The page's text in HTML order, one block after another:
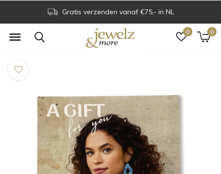
0 0
vanaf €75,- in NL Voor 16.00 uur